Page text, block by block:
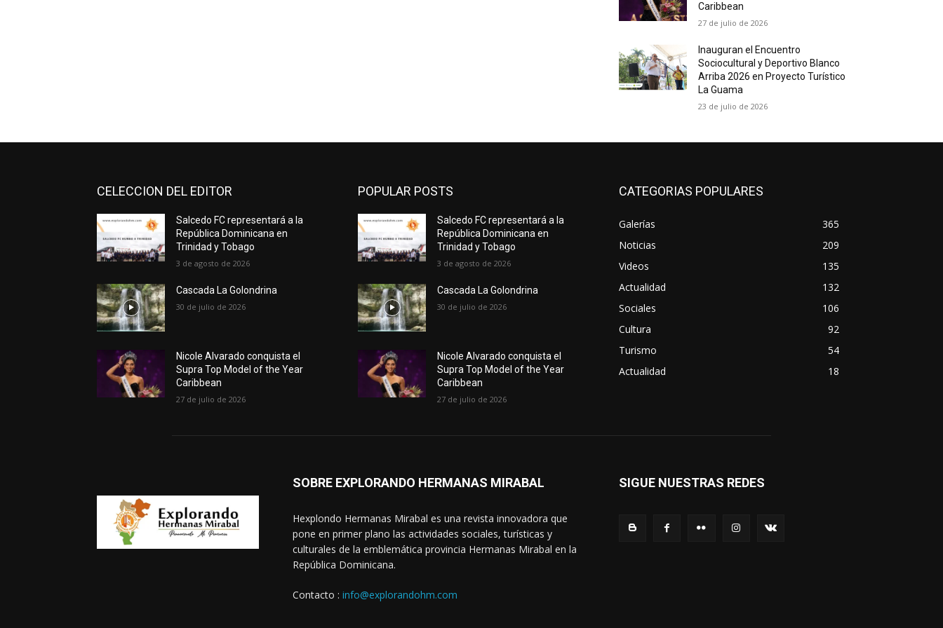
Caribbean
27 de julio de 2026
Inauguran el Encuentro
Sociocultural y Deportivo Blanco
Arriba 2026 en Proyecto Turístico
La Guama
23 de julio de 2026
CELECCION DEL EDITOR
Salcedo FC representará a la
República Dominicana en
Trinidad y Tobago
3 de agosto de 2026
Cascada La Golondrina
30 de julio de 2026
Nicole Alvarado conquista el
Supra Top Model of the Year
Caribbean
27 de julio de 2026
POPULAR POSTS
Salcedo FC representará a la
República Dominicana en
Trinidad y Tobago
3 de agosto de 2026
Cascada La Golondrina
30 de julio de 2026
Nicole Alvarado conquista el
Supra Top Model of the Year
Caribbean
27 de julio de 2026
CATEGORIAS POPULARES
Galerías
365
Noticias
209
Videos
135
Actualidad
132
Sociales
106
Cultura
92
Turismo
54
Actualidad
18
SOBRE EXPLORANDO HERMANAS MIRABAL
Hexplondo Hermanas Mirabal es una revista innovadora que
pone en primer plano las actividades sociales, turísticas y
culturales de la emblemática provincia Hermanas Mirabal en la
República Dominicana.
Contacto : info@explorandohm.com
SIGUE NUESTRAS REDES